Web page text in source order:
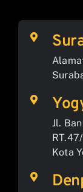
Jl.
Kota